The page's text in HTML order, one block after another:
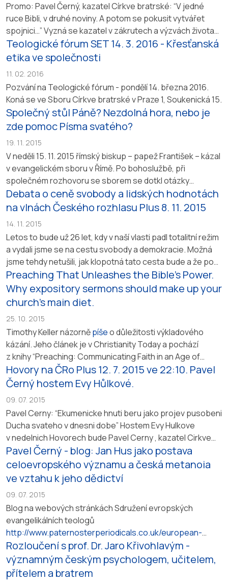
Promo: Pavel Černý, kazatel Církve bratrské: “V jedné
ruce Bibli, v druhé noviny. A potom se pokusit vytvářet
spojnici…” Vyzná se kazatel v zákrutech a výzvách života
více než obyčejný smrtelník? Je pro něj snazší
porozumět? Anebo je to přesně naopak? Pavel Černý,
farář Církve bratrské, říká, že kazatelova cesta je
komplikovaná, protože někdy je těžké dávat
jednoznačné...
Teologické fórum SET 14. 3. 2016 - Křesťanská
etika ve společnosti
11. 02. 2016
Pozvání na Teologické fórum - pondělí 14. března 2016.
Koná se ve Sboru Církve bratrské v Praze 1, Soukenická 15.
Společný stůl Páně? Nezdolná hora, nebo je
zde pomoc Písma svatého?
19. 11. 2015
V neděli 15. 11. 2015 římský biskup – papež František – kázal
v evangelickém sboru v Římě. Po bohoslužbě, při
společném rozhovoru se sborem se dotkl otázky
eucharistie a jejího společného slavení mezi evangelíky
a katolíky. Dobře vážil slova, ale z nesnadné otázky se
Jestliže je možné vzájemně uznávat křest, potom...
Debata o ceně svobody a lidských hodnotách
na vlnách Českého rozhlasu Plus 8. 11. 2015
14. 11. 2015
Letos to bude už 26 let, kdy v naší vlasti padl totalitní režim
a vydali jsme se na cestu svobody a demokracie. Možná
jsme tehdy netušili, jak klopotná tato cesta bude a že po
čtvrtstoletí se budou mnozí nostalgicky ohlížet po
omezených jistotách a klidu minulého režimu. Jaká je tedy
cena svobody dnes? S čím musí být pravá svoboda
Preaching That Unleashes the Bible’s Power.
Why expository sermons should make up your
church’s main diet.
25. 10. 2015
Timothy Keller názorněpíšeo důležitosti výkladového
kázání. Jeho článek je v Christianity Today a pochází
z knihy “Preaching: Communicating Faith in an Age of
Skepticism”. Závěr článku podtrhuje, že Bibli nemáme
bránit, přesvědčovat o její věřitelnosti, ale spíše ji
vykládat! Bible se ubrání sama! Keller uzavírá slovy v duchu
Hovory na ČRo Plus 12. 7. 2015 ve 22:10. Pavel
Černý hostem Evy Hůlkové.
09. 07. 2015
Pavel Cerny: “Ekumenicke hnuti beru jako projev pusobeni
Ducha svateho v dnesni dobe” Hostem Evy Hulkove
v nedelnich Hovorech bude Pavel Cerny , kazatel Cirkve
bratrske. V Hovorech jeste dozniva duch uplynulych dnu,
kdy jsme vzpominali 600 let od smrti Mistra Jana Husa.
Pavel Cerny byl pritomen prulomovym momentum
v nazirani na Mistra Jana Husa a nastoupeni cesty vza...
Pavel Černý - blog: Jan Hus jako postava
celoevropského významu a česká metanoia
ve vztahu k jeho dědictví
09. 07. 2015
Blog na webových stránkách Sdružení evropských
evangelikálních teologů
http://www.paternosterperiodicals.co.uk/european-
journal-of-theology/blog-post/jan-hus-as-a-figure-of-
pan-european-significance-and-the-czech-metanoia-
regarding-his-legacy
Rozloučení s prof. Dr. Jaro Křivohlavým -
významným českým psychologem, učitelem,
přítelem a bratrem